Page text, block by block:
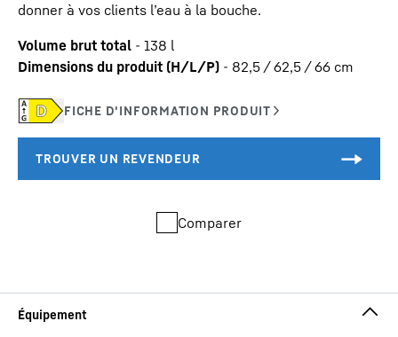
donner à vos clients l’eau à la bouche.
Volume brut total - 138 l
Dimensions du produit (H/L/P) - 82,5 / 62,5 / 66 cm
Comparer